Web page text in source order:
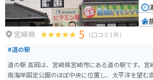
宮崎県 5 （口コミ1件）
#道の駅
道の駅 高岡は、宮崎県宮崎市にある道の駅です。宮
南海岸国定公園のほぼ中央に位置し、太平洋を望む